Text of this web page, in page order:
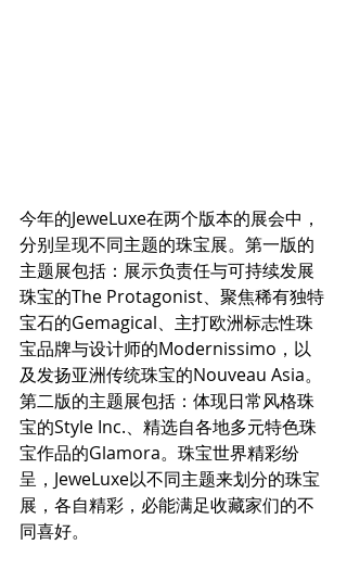
今年的JeweLuxe在两个版本的展会中，
分别呈现不同主题的珠宝展。第一版的
主题展包括：展示负责任与可持续发展
珠宝的The Protagonist、聚焦稀有独特
宝石的Gemagical、主打欧洲标志性珠
宝品牌与设计师的Modernissimo，以
及发扬亚洲传统珠宝的Nouveau Asia。
第二版的主题展包括：体现日常风格珠
宝的Style Inc.、精选自各地多元特色珠
宝作品的Glamora。珠宝世界精彩纷
呈，JeweLuxe以不同主题来划分的珠宝
展，各自精彩，必能满足收藏家们的不
同喜好。